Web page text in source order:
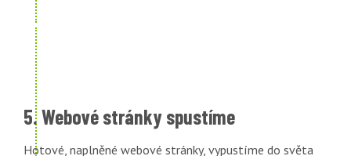
5. Webové stránky spustíme
Hotové, naplněné webové stránky, vypustíme do světa